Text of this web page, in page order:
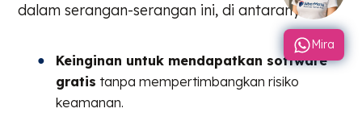
dalam serangan-serangan ini, di antaranya:
Keinginan untuk mendapatkan software
gratis tanpa mempertimbangkan risiko
keamanan.
Mira